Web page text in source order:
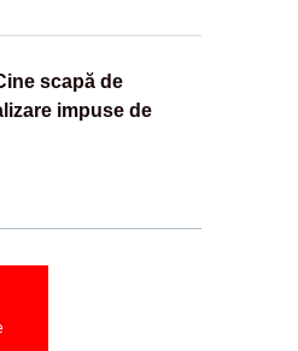
scapă de
impuse de